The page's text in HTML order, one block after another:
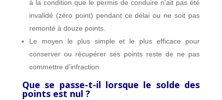
à la condition que le permis de conduire n’ait pas été
invalidé (zéro point) pendant ce délai ou ne soit pas
remonté à douze points.
Le moyen le plus simple et le plus efficace pour
conserver ou récupérer ses points reste de ne pas
commettre d’infraction.
Que se passe-t-il lorsque le solde des
points est nul ?